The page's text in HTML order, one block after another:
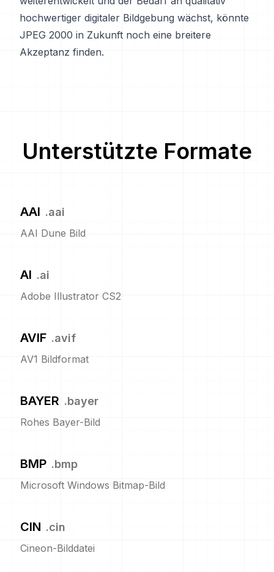
hochwertiger digitaler Bildgebung wächst, könnte
JPEG 2000 in Zukunft noch eine breitere
Akzeptanz finden.
Unterstützte Formate
AAI .aai
AAI Dune Bild
AI .ai
Adobe Illustrator CS2
AVIF .avif
AV1 Bildformat
BAYER .bayer
Rohes Bayer-Bild
BMP .bmp
Microsoft Windows Bitmap-Bild
CIN .cin
Cineon-Bilddatei